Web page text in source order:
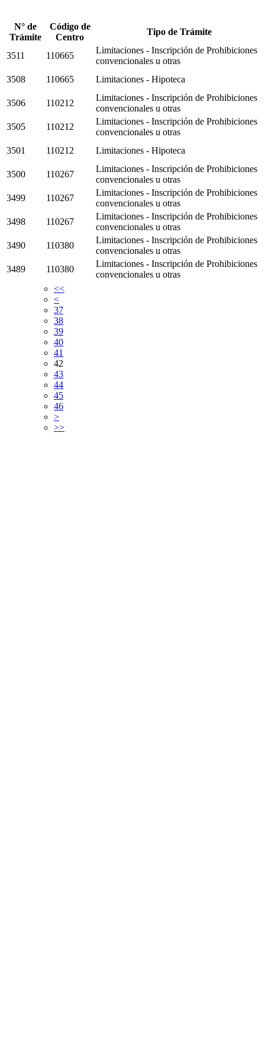
N° de
Trámite
Código de
Centro
Tipo de Trámite
3511 110665
Limitaciones - Inscripción de Prohibiciones
convencionales u otras
3508
110665 Limitaciones - Hipoteca
3506 110212
Limitaciones - Inscripción de Prohibiciones
convencionales u otras
3505
110212
Limitaciones - Inscripción de Prohibiciones
convencionales u otras
3501
110212 Limitaciones - Hipoteca
3500 110267
Limitaciones - Inscripción de Prohibiciones
convencionales u otras
3499
110267
Limitaciones - Inscripción de Prohibiciones
convencionales u otras
3498
110267
Limitaciones - Inscripción de Prohibiciones
convencionales u otras
3490
110380
Limitaciones - Inscripción de Prohibiciones
convencionales u otras
3489
110380
Limitaciones - Inscripción de Prohibiciones
convencionales u otras
<<
<
37
38
39
40
41
42
43
44
45
46
>
>>